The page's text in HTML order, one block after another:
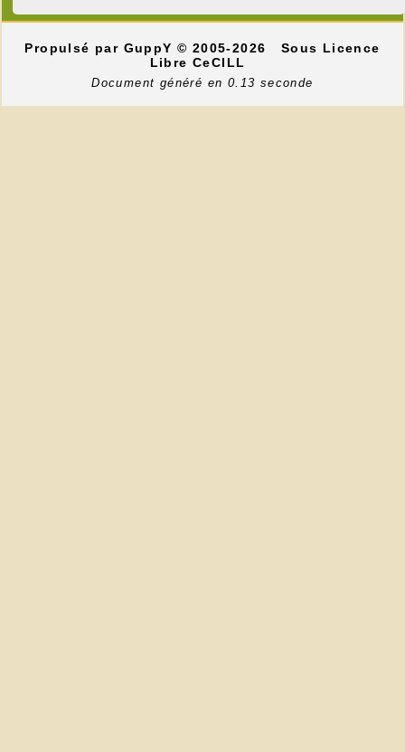
Propulsé par GuppY© 2005-2026
Sous Licence
Libre CeCILL
Document généré en 0.13 seconde